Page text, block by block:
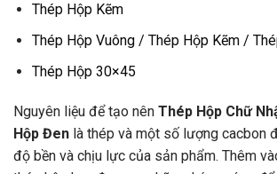
Thép Hộp Kẽm
Thép Hộp Vuông / Thép Hộp Kẽm /
Thép Hộp 30×45
Nguyên liệu để tạo nên Thép Hộp Chữ
Hộp Đen là thép và một số lượng cacbon
độ bền và chịu lực của sản phẩm. Thêm